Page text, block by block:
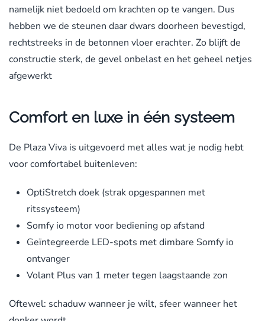
namelijk niet bedoeld om krachten op te vangen. Dus
hebben we de steunen daar dwars doorheen bevestigd,
rechtstreeks in de betonnen vloer erachter. Zo blijft de
constructie sterk, de gevel onbelast en het geheel netjes
afgewerkt
Comfort en luxe in één systeem
De Plaza Viva is uitgevoerd met alles wat je nodig hebt
voor comfortabel buitenleven:
OptiStretch doek (strak opgespannen met
ritssysteem)
Somfy io motor voor bediening op afstand
Geïntegreerde LED-spots met dimbare Somfy io
ontvanger
Volant Plus van 1 meter tegen laagstaande zon
Oftewel: schaduw wanneer je wilt, sfeer wanneer het